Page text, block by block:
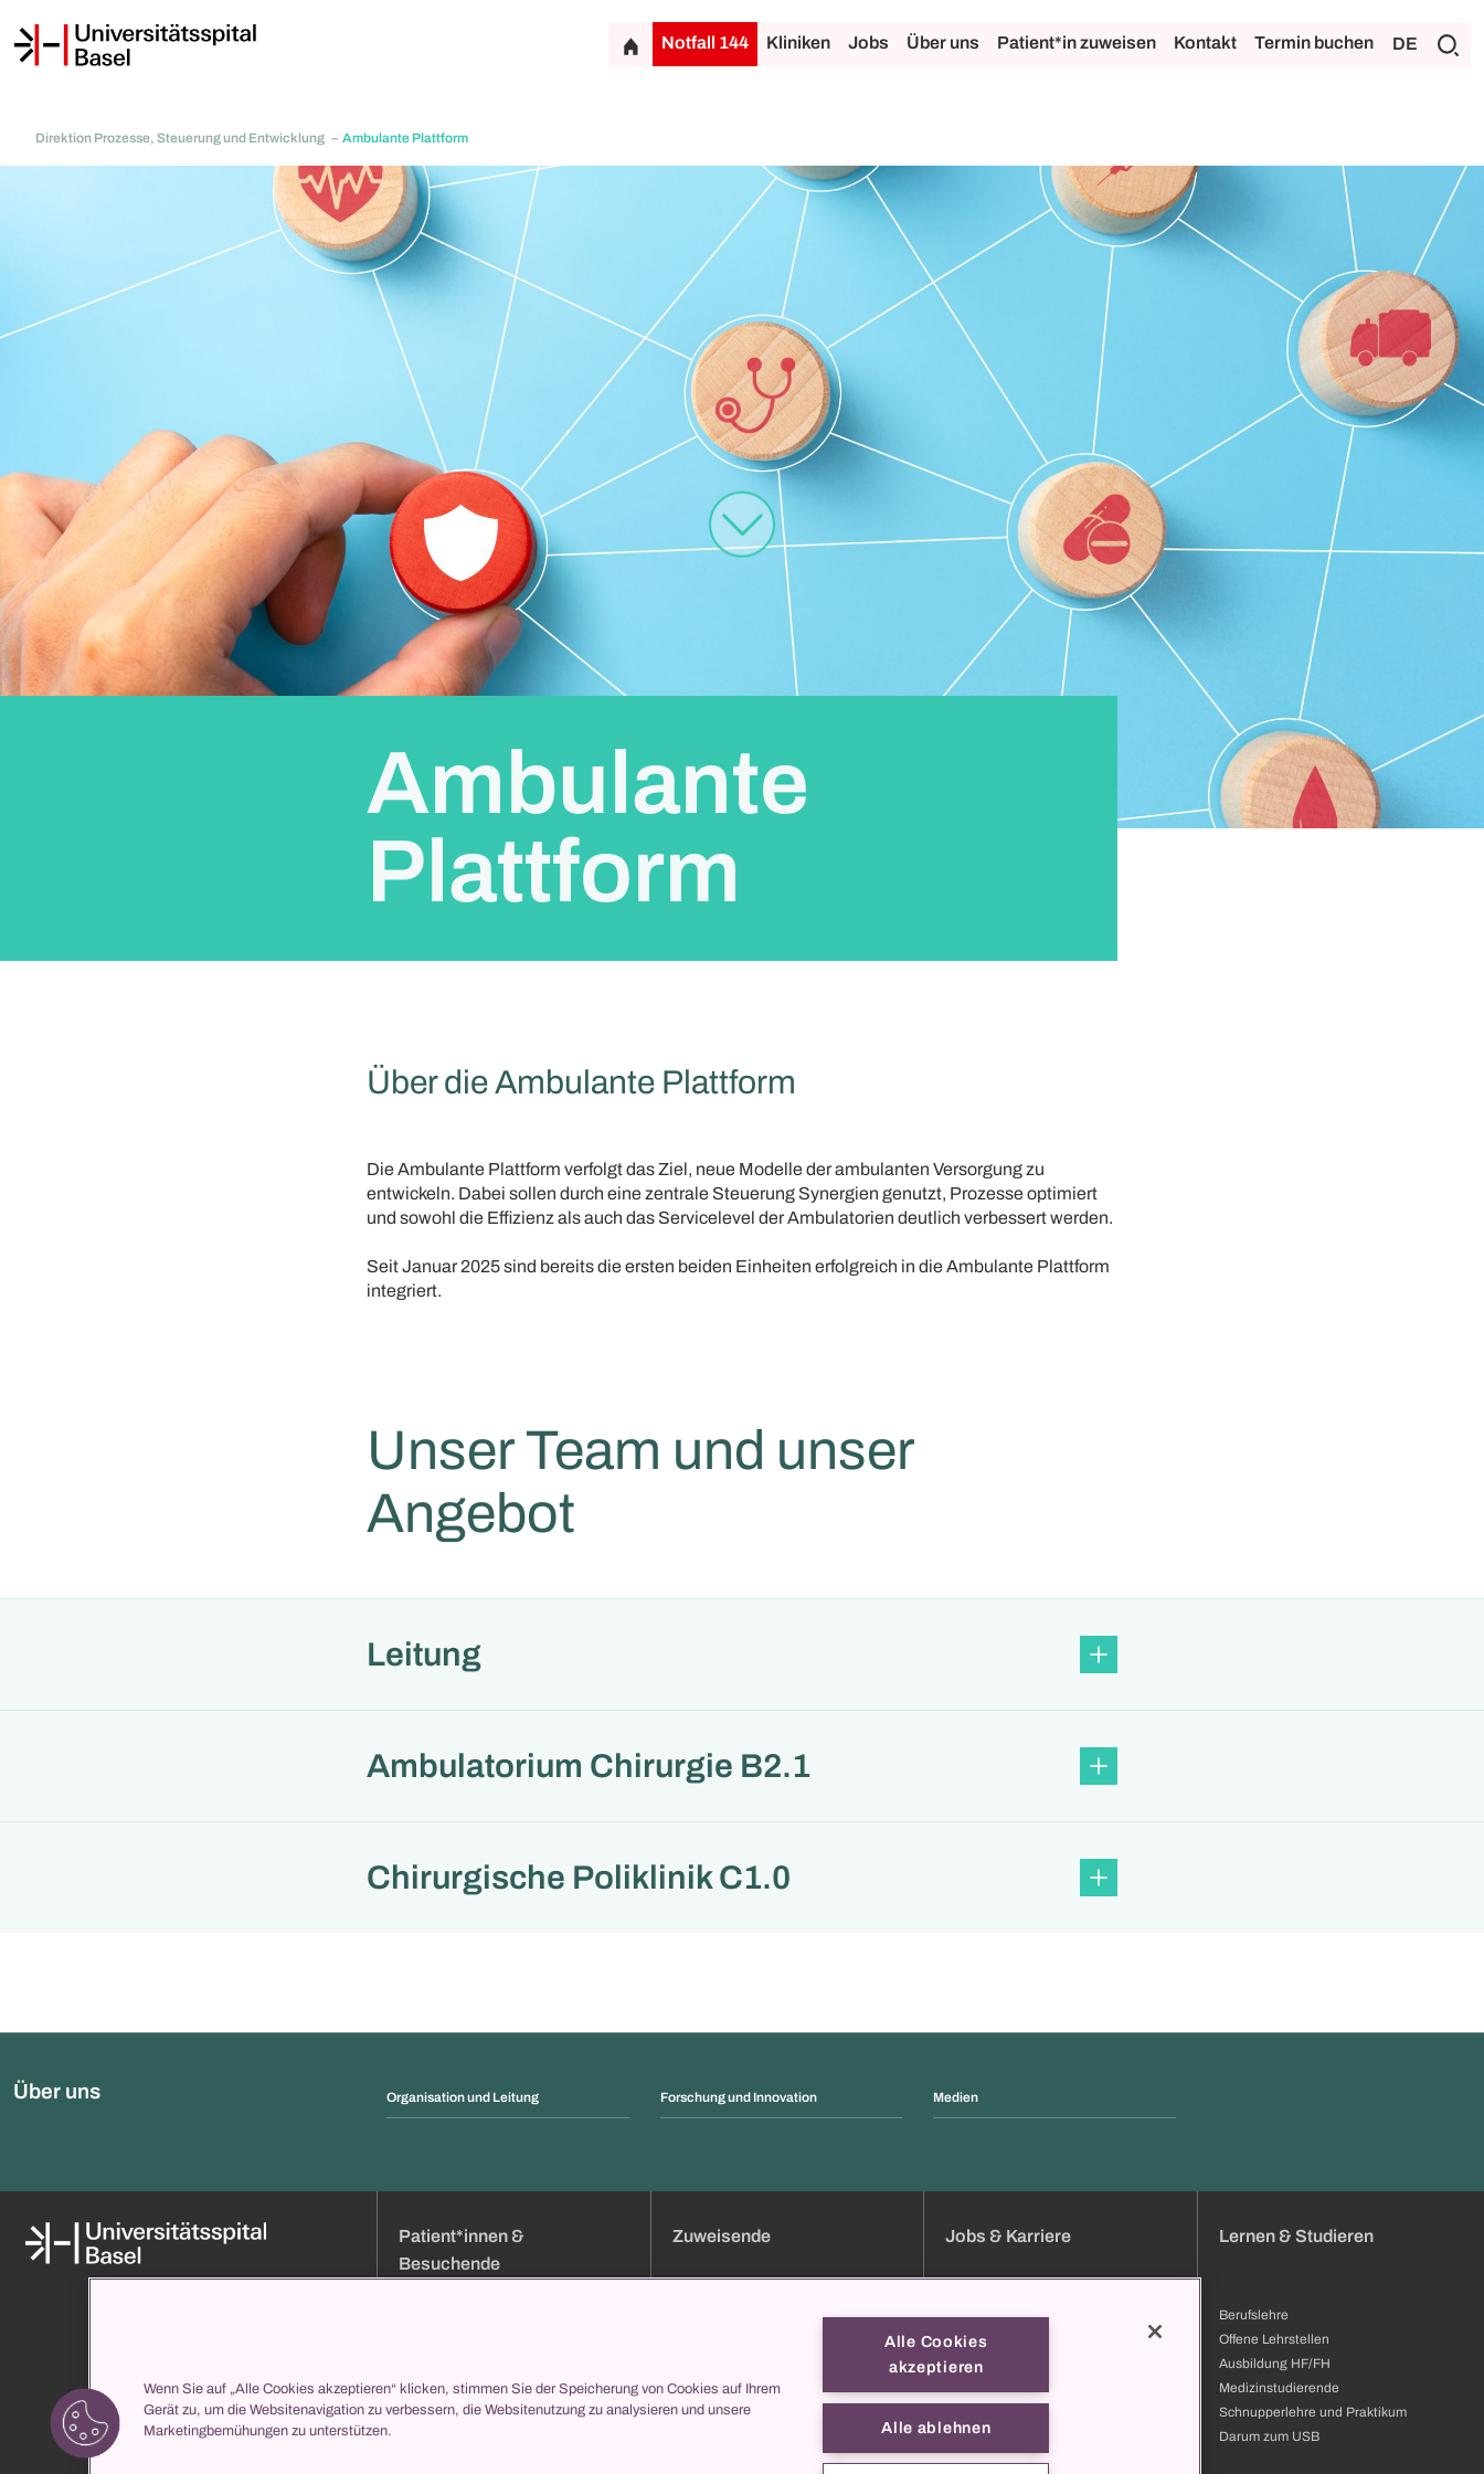
Notfall 144 Kliniken Jobs Über uns Patient*in zuweisen Kontakt Termin buchen DE
Direktion Prozesse, Steuerung und Entwicklung Ambulante Plattform
Ambulante
Plattform
Über die Ambulante Plattform
Die Ambulante Plattform verfolgt das Ziel, neue Modelle der ambulanten Versorgung zu
entwickeln. Dabei sollen durch eine zentrale Steuerung Synergien genutzt, Prozesse optimiert
und sowohl die Effizienz als auch das Servicelevel der Ambulatorien deutlich verbessert werden.
Seit Januar 2025 sind bereits die ersten beiden Einheiten erfolgreich in die Ambulante Plattform
integriert.
Unser Team und unser
Angebot
Leitung
Ambulatorium Chirurgie B2.1
Chirurgische Poliklinik C1.0
Über uns Organisation und Leitung Forschung und Innovation Medien
Klinikverzeichnis
propatient
Patient*innen &
Besuchende
Eintritt
Ihr Aufenthalt bei uns
Zuweisende
Onlineformulare
collegis
Jobs & Karriere
Jobs
Bewerbung
Weiterbildung & Entwicklung
Kontakt
Lernen & Studieren
Berufslehre
Offene Lehrstellen
Ausbildung HF/FH
Medizinstudierende
Schnupperlehre und Praktikum
Darum zum USB
Wenn Sie auf „Alle Cookies akzeptieren“ klicken, stimmen Sie der Speicherung von Cookies auf Ihrem
Gerät zu, um die Websitenavigation zu verbessern, die Websitenutzung zu analysieren und unsere
Marketingbemühungen zu unterstützen.
Alle Cookies
akzeptieren
Alle ablehnen